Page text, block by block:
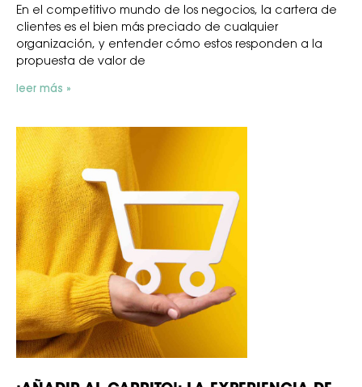
En el competitivo mundo de los negocios, la cartera de
clientes es el bien más preciado de cualquier
organización, y entender cómo estos responden a la
propuesta de valor de
leer más »